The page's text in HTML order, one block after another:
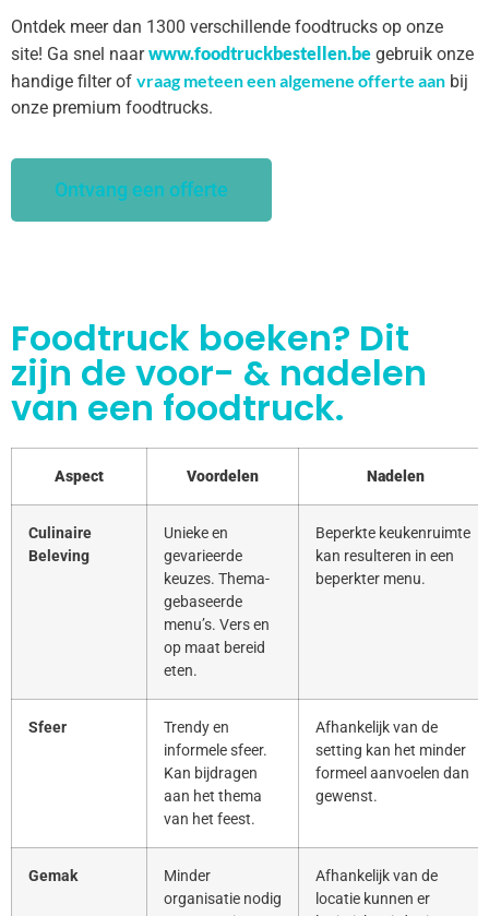
Ontdek meer dan 1300 verschillende foodtrucks op onze
site! Ga snel naarwww.foodtruckbestellen.be gebruik onze
handige filter of vraag meteen een algemene offerte aan bij
onze premium foodtrucks.
Ontvang een offerte
Foodtruck boeken? Dit
zijn de voor- & nadelen
van een foodtruck.
Aspect Voordelen Nadelen
Culinaire
Beleving
Unieke en
gevarieerde
keuzes. Thema-
gebaseerde
menu’s. Vers en
op maat bereid
eten.
Beperkte keukenruimte
kan resulteren in een
beperkter menu.
Sfeer
Trendy en
informele sfeer.
Kan bijdragen
aan het thema
van het feest.
Afhankelijk van de
setting kan het minder
formeel aanvoelen dan
gewenst.
Gemak
Minder
organisatie nodig
Afhankelijk van de
locatie kunnen er